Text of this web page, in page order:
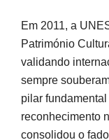
Em 2011, a
Património
validando
sempre
pilar
reconhecimento
consolidou o